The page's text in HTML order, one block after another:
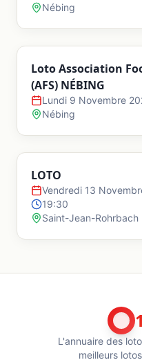
Nébing
Loto Association
(AFS) NÉBING
Lundi 9 Novembre
Nébing
LOTO
Vendredi 13
19:30
Saint-Jean-Rohrbach
L'annuaire des
meilleurs